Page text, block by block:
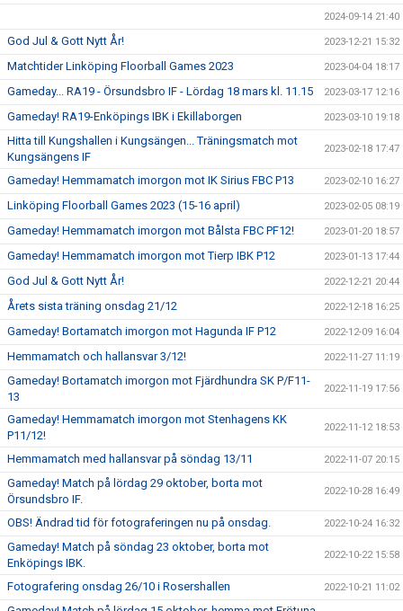
2024-09-14 21:40
God Jul & Gott Nytt År! 2023-12-21 15:32
Matchtider Linköping Floorball Games 2023 2023-04-04 18:17
Gameday... RA19 - Örsundsbro IF - Lördag 18 mars kl. 11.15 2023-03-17 12:16
Gameday! RA19-Enköpings IBK i Ekillaborgen 2023-03-10 19:18
Hitta till Kungshallen i Kungsängen... Träningsmatch mot
Kungsängens IF
2023-02-18 17:47
Gameday! Hemmamatch imorgon mot IK Sirius FBC P13 2023-02-10 16:27
Linköping Floorball Games 2023 (15-16 april) 2023-02-05 08:19
Gameday! Hemmamatch imorgon mot Bålsta FBC PF12! 2023-01-20 18:57
Gameday! Hemmamatch imorgon mot Tierp IBK P12 2023-01-13 17:44
God Jul & Gott Nytt År! 2022-12-21 20:44
Årets sista träning onsdag 21/12 2022-12-18 16:25
Gameday! Bortamatch imorgon mot Hagunda IF P12 2022-12-09 16:04
Hemmamatch och hallansvar 3/12! 2022-11-27 11:19
Gameday! Bortamatch imorgon mot Fjärdhundra SK P/F11-
13
2022-11-19 17:56
Gameday! Hemmamatch imorgon mot Stenhagens KK
P11/12!
2022-11-12 18:53
Hemmamatch med hallansvar på söndag 13/11 2022-11-07 20:15
Gameday! Match på lördag 29 oktober, borta mot
Örsundsbro IF.
2022-10-28 16:49
OBS! Ändrad tid för fotograferingen nu på onsdag. 2022-10-24 16:32
Gameday! Match på söndag 23 oktober, borta mot
Enköpings IBK.
2022-10-22 15:58
Fotografering onsdag 26/10 i Rosershallen 2022-10-21 11:02